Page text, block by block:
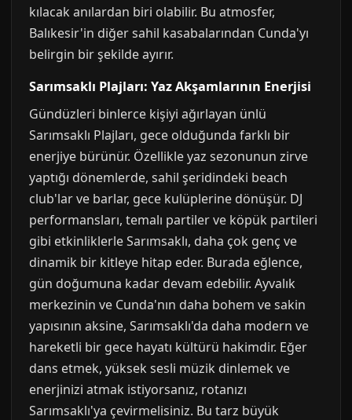
kılacak anılardan biri olabilir. Bu atmosfer,
Balıkesir'in diğer sahil kasabalarından Cunda'yı
belirgin bir şekilde ayırır.
Sarımsaklı Plajları: Yaz Akşamlarının Enerjisi
Gündüzleri binlerce kişiyi ağırlayan ünlü
Sarımsaklı Plajları, gece olduğunda farklı bir
enerjiye bürünür. Özellikle yaz sezonunun zirve
yaptığı dönemlerde, sahil şeridindeki beach
club'lar ve barlar, gece kulüplerine dönüşür. DJ
performansları, temalı partiler ve köpük partileri
gibi etkinliklerle Sarımsaklı, daha çok genç ve
dinamik bir kitleye hitap eder. Burada eğlence,
gün doğumuna kadar devam edebilir. Ayvalık
merkezinin ve Cunda'nın daha bohem ve sakin
yapısının aksine, Sarımsaklı'da daha modern ve
hareketli bir gece hayatı kültürü hakimdir. Eğer
dans etmek, yüksek sesli müzik dinlemek ve
enerjinizi atmak istiyorsanız, rotanızı
Sarımsaklı'ya çevirmelisiniz. Bu tarz büyük